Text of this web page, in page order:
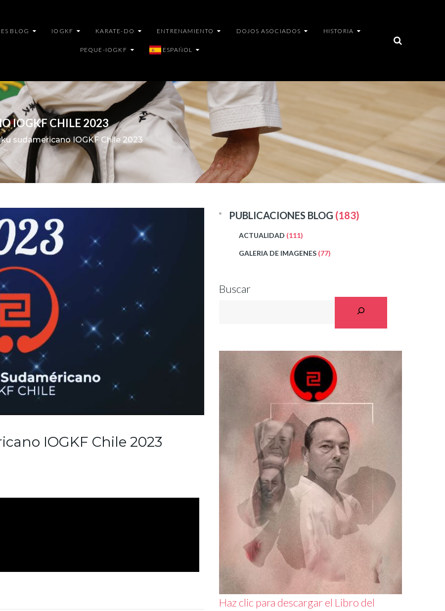
BLOG IOGKF KARATE-DO ENTRENAMIENTO DOJOS ASOCIADOS HISTORIA
PEQUE-IOGKF ESPAÑOL
IOGKF CHILE 2023
sudamericano IOGKF Chile 2023
IOGKF Chile 2023
PUBLICACIONES BLOG (183)
ACTUALIDAD (111)
GALERIA DE IMAGENES (77)
Buscar
Haz clic para descargar el Libro del